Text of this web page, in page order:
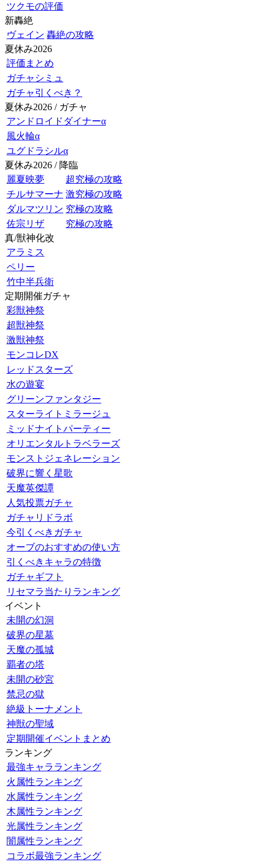
ツクモの評価
新轟絶
ヴェイン 轟絶の攻略
夏休み2026
評価まとめ
ガチャシミュ
ガチャ引くべき？
夏休み2026 / ガチャ
アンドロイドダイナーα
風火輪α
ユグドラシルα
夏休み2026 / 降臨
麗夏映夢
超究極の攻略
チルサマーナ 激究極の攻略
ダルマツリン 究極の攻略
佐宗リザ
究極の攻略
真/獣神化改
アラミス
ペリー
竹中半兵衛
定期開催ガチャ
彩獣神祭
超獣神祭
激獣神祭
モンコレDX
レッドスターズ
水の遊宴
グリーンファンタジー
スターライトミラージュ
ミッドナイトパーティー
オリエンタルトラベラーズ
モンストジェネレーション
破界に響く星歌
天魔英傑譚
人気投票ガチャ
ガチャリドラボ
今引くべきガチャ
オーブのおすすめの使い方
引くべきキャラの特徴
ガチャギフト
リセマラ当たりランキング
イベント
未開の幻洞
破界の星墓
天魔の孤城
覇者の塔
未開の砂宮
禁忌の獄
絶級トーナメント
神獣の聖域
定期開催イベントまとめ
ランキング
最強キャラランキング
火属性ランキング
水属性ランキング
木属性ランキング
光属性ランキング
闇属性ランキング
コラボ最強ランキング